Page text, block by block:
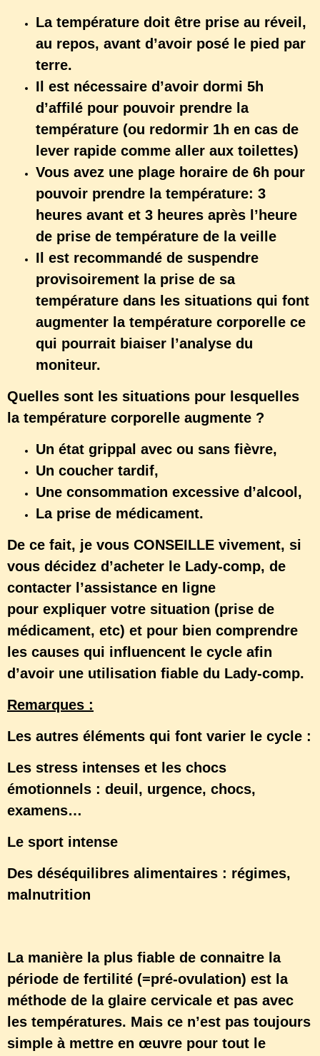
La température doit être prise au réveil,
au repos, avant d’avoir posé le pied par
terre.
Il est nécessaire d’avoir dormi 5h
d’affilé pour pouvoir prendre la
température (ou redormir 1h en cas de
lever rapide comme aller aux toilettes)
Vous avez une plage horaire de 6h pour
pouvoir prendre la température: 3
heures avant et 3 heures après l’heure
de prise de température de la veille
Il est recommandé de suspendre
provisoirement la prise de sa
température dans les situations qui font
augmenter la température corporelle ce
qui pourrait biaiser l’analyse du
moniteur.
Quelles sont les situations pour lesquelles
la température corporelle augmente ?
Un état grippal avec ou sans fièvre,
Un coucher tardif,
Une consommation excessive d’alcool,
La prise de médicament.
De ce fait, je vous CONSEILLE vivement, si
vous décidez d’acheter le Lady-comp, de
contacter l’assistance en ligne
pour expliquer votre situation (prise de
médicament, etc) et pour bien comprendre
les causes qui influencent le cycle afin
d’avoir une utilisation fiable du Lady-comp.
Remarques :
Les autres éléments qui font varier le cycle :
Les stress intenses et les chocs
émotionnels : deuil, urgence, chocs,
examens…
Le sport intense
Des déséquilibres alimentaires : régimes,
malnutrition
La manière la plus fiable de connaitre la
période de fertilité (=pré-ovulation) est la
méthode de la glaire cervicale et pas avec
les températures. Mais ce n’est pas toujours
simple à mettre en œuvre pour tout le